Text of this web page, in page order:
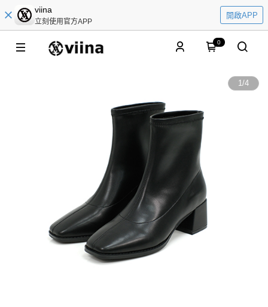
viina
立刻使用官方APP
開啟APP
0
1/4